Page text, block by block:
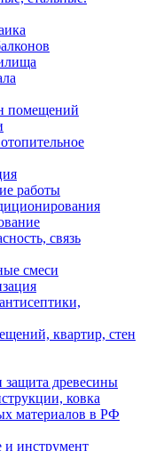
помещений
работы
связь
смеси
квартир, стен
древесины
ковка
материалов в РФ
и инструмент